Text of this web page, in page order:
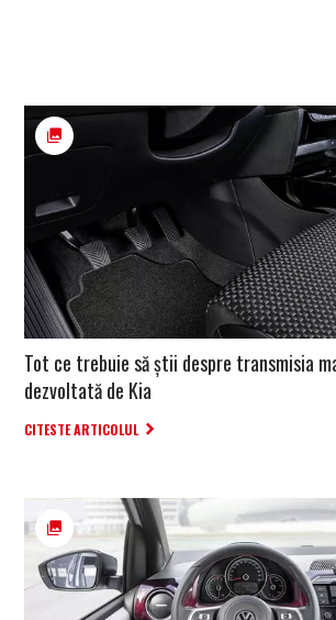
Tot ce trebuie să știi despre transmisia
dezvoltată de Kia
CITESTE ARTICOLUL